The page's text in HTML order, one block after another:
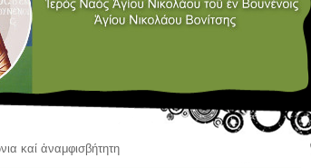
καί ἀναμφισβήτητη